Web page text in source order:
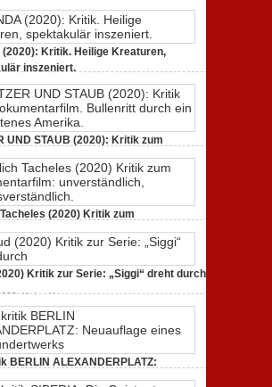
Jahrhundertwerks
(2020): Kritik. Heilige Kreaturen,
inszeniert.
Keine Kommentare zu
GUNDA
(2020):
Heilige
Kreaturen,
inszeniert.
UND STAUB (2020): Kritik zum
Bullenritt durch ein
Amerika.
2020,Keine Kommentare
GLITZER
UND
(2020):
Kritik
Dokumentarfilm.
Bullenritt
(2020) Kritik zum
unverständlich,
Keine Kommentarezu
Endlich
Kritik
Dokumentarfilm:
unmissverständlich.
Kritik zur Serie: „Siggi“ dreht durch
Keine Kommentarezu
Freud
Kritik
zur
„Siggi“
dreht
durch
BERLIN ALEXANDERPLATZ:
eines Jahrhundertwerks